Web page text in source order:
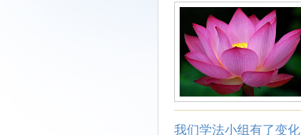
我们学法小组有了变化